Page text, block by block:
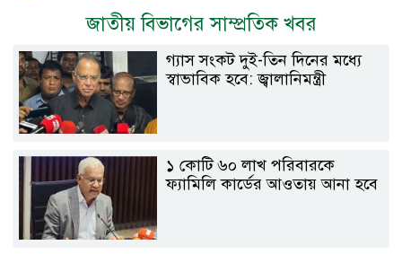
জাতীয় বিভাগের সাম্প্রতিক খবর
গ্যাস সংকট দুই-তিন দিনের মধ্যে
স্বাভাবিক হবে: জ্বালানিমন্ত্রী
১ কোটি ৬০ লাখ পরিবারকে
ফ্যামিলি কার্ডের আওতায় আনা হবে